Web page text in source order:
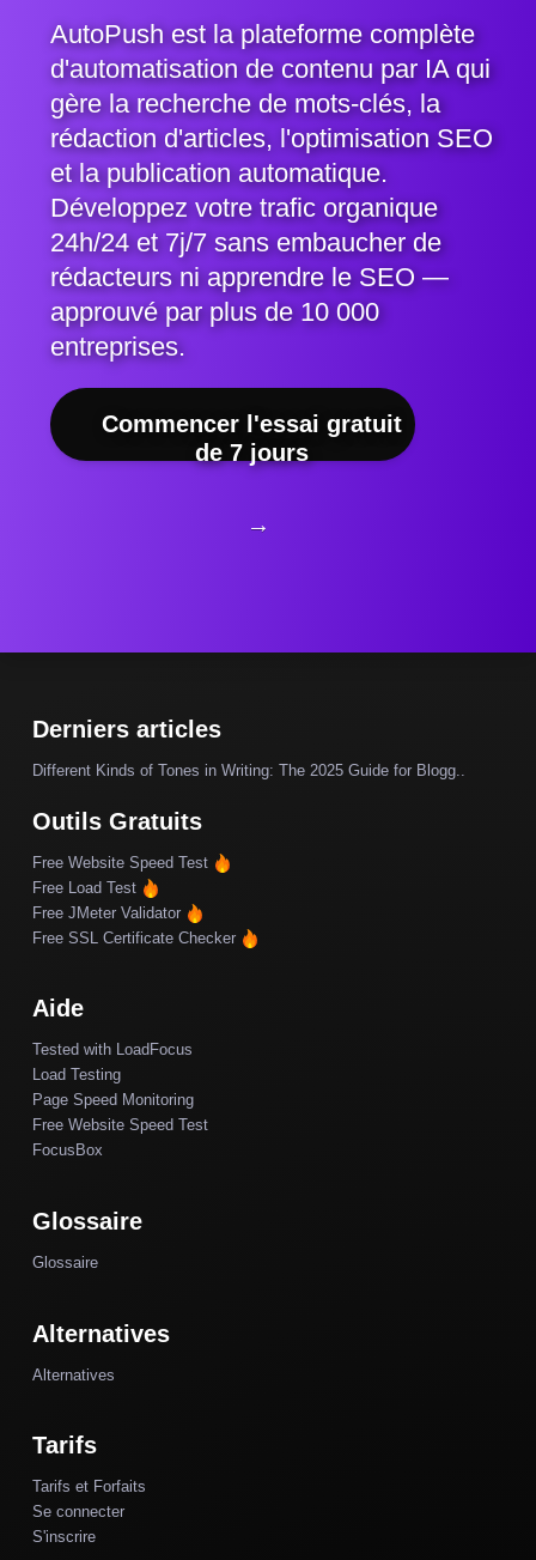
AutoPush est la plateforme complète
d'automatisation de contenu par IA qui
gère la recherche de mots-clés, la
rédaction d'articles, l'optimisation SEO
et la publication automatique.
Développez votre trafic organique
24h/24 et 7j/7 sans embaucher de
rédacteurs ni apprendre le SEO —
approuvé par plus de 10 000
entreprises.
Commencer l'essai gratuit
de 7 jours
→
Derniers articles
Different Kinds of Tones in Writing: The 2025 Guide for Blogg..
Outils Gratuits
Free Website Speed Test
Free Load Test
Free JMeter Validator
Free SSL Certificate Checker
Aide
Tested with LoadFocus
Load Testing
Page Speed Monitoring
Free Website Speed Test
FocusBox
Glossaire
Glossaire
Alternatives
Alternatives
Tarifs
Tarifs et Forfaits
Se connecter
S'inscrire